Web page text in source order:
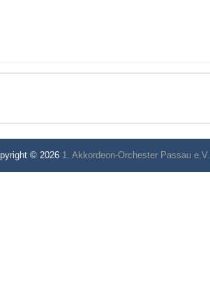
© 2026 1. Akkordeon-Orchester Passau e.V.